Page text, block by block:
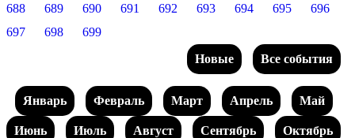
688
689 690 691 692 693 694 695
696
697
698
699
Новые
Все события
Январь Февраль Март Апрель Май
Июнь Июль Август Сентябрь Октябрь